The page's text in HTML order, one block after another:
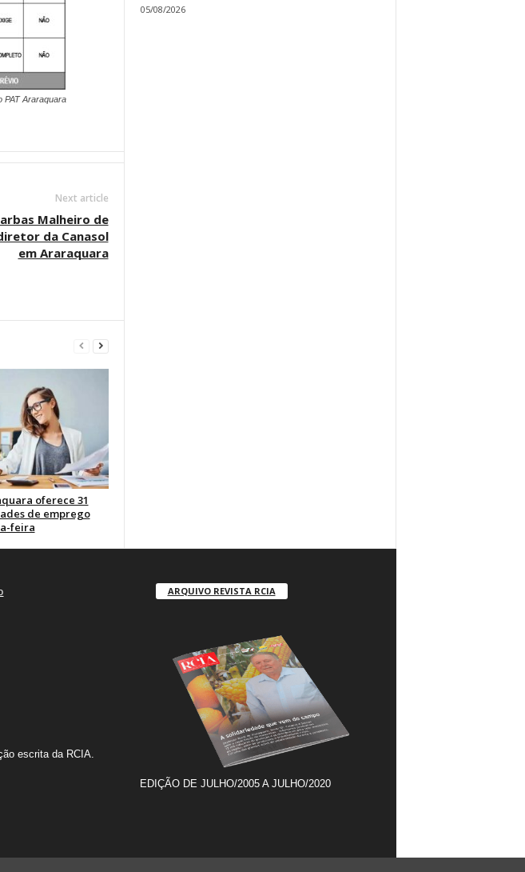
PAT Araraquara
Next article
Malheiro de
da Canasol
em Araraquara
oferece 31
de emprego
feira
05/08/2026
escrita da RCIA.
ARQUIVO REVISTA RCIA
EDIÇÃO DE JULHO/2005 A JULHO/2020